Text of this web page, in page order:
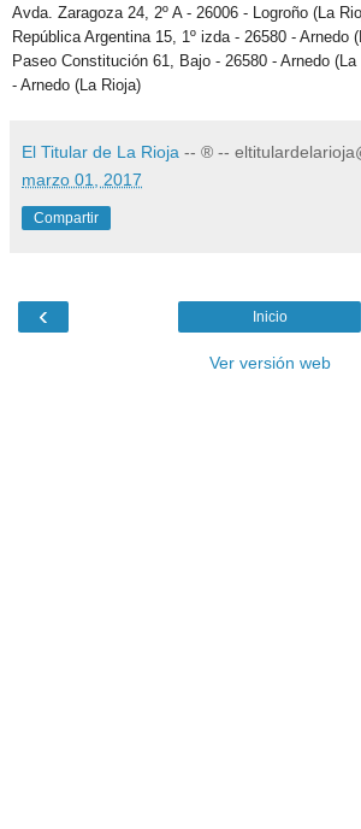
Avda. Zaragoza 24, 2º A - 26006 - Logroño (La
República Argentina 15, 1º izda - 26580 - Arnedo
Paseo Constitución 61, Bajo - 26580 - Arnedo (La
- Arnedo (La Rioja)
El Titular de La Rioja -- ® --
marzo 01, 2017
Compartir
‹ Inicio
Ver versión web